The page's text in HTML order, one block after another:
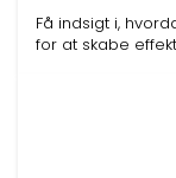
Få indsigt i,
for at skabe